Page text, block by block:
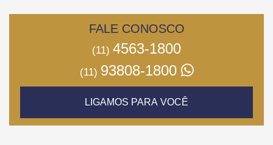
FALE CONOSCO
(11) 4563-1800
(11) 93808-1800
LIGAMOS PARA VOCÊ